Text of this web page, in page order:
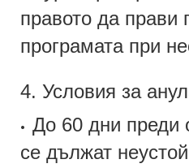
правото да прави
програмата при
4. Условия за
• До 60 дни преди
се дължат